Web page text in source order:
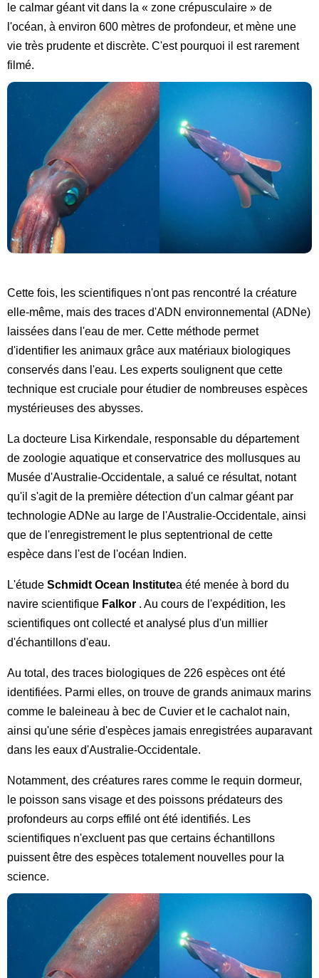
le calmar géant vit dans la « zone crépusculaire » de
l'océan, à environ 600 mètres de profondeur, et mène une
vie très prudente et discrète. C'est pourquoi il est rarement
filmé.
Cette fois, les scientifiques n'ont pas rencontré la créature
elle-même, mais des traces d'ADN environnemental (ADNe)
laissées dans l'eau de mer. Cette méthode permet
d'identifier les animaux grâce aux matériaux biologiques
conservés dans l'eau. Les experts soulignent que cette
technique est cruciale pour étudier de nombreuses espèces
mystérieuses des abysses.
La docteure Lisa Kirkendale, responsable du département
de zoologie aquatique et conservatrice des mollusques au
Musée d'Australie-Occidentale, a salué ce résultat, notant
qu'il s'agit de la première détection d'un calmar géant par
technologie ADNe au large de l'Australie-Occidentale, ainsi
que de l'enregistrement le plus septentrional de cette
espèce dans l'est de l'océan Indien.
L'étude Schmidt Ocean Institutea été menée à bord du
navire scientifique Falkor . Au cours de l'expédition, les
scientifiques ont collecté et analysé plus d'un millier
d'échantillons d'eau.
Au total, des traces biologiques de 226 espèces ont été
identifiées. Parmi elles, on trouve de grands animaux marins
comme le baleineau à bec de Cuvier et le cachalot nain,
ainsi qu'une série d'espèces jamais enregistrées auparavant
dans les eaux d'Australie-Occidentale.
Notamment, des créatures rares comme le requin dormeur,
le poisson sans visage et des poissons prédateurs des
profondeurs au corps effilé ont été identifiés. Les
scientifiques n'excluent pas que certains échantillons
puissent être des espèces totalement nouvelles pour la
science.